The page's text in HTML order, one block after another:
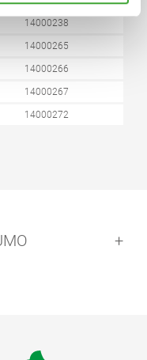
14000238
14000265
14000266
14000267
14000272